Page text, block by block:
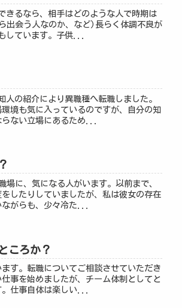
きるなら、相手はどのような人で時期は
出会う人なのか、など)長らく体調不良が
しています。子供...
の紹介により異職種へ転職しました。
境も気に入っているのですが、自分の知
ない立場にあるため...
に、気になる人がいます。以前まで、
したりしていましたが、私は彼女の存在
がらも、少々冷た...
ころか？
す。転職についてご相談させていただき
事を始めましたが、チーム体制としてと
仕事自体は楽しい...